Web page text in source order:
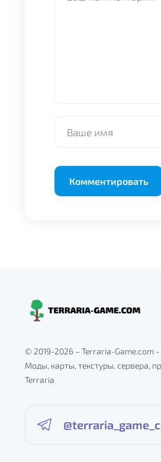
© 2019-2026 – Terraria-Game.com
Моды, карты, текстуры, сервера,
Terraria